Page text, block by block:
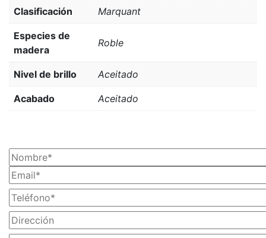
Clasificación Marquant
Especies de
madera
Roble
Nivel de brillo Aceitado
Acabado Aceitado